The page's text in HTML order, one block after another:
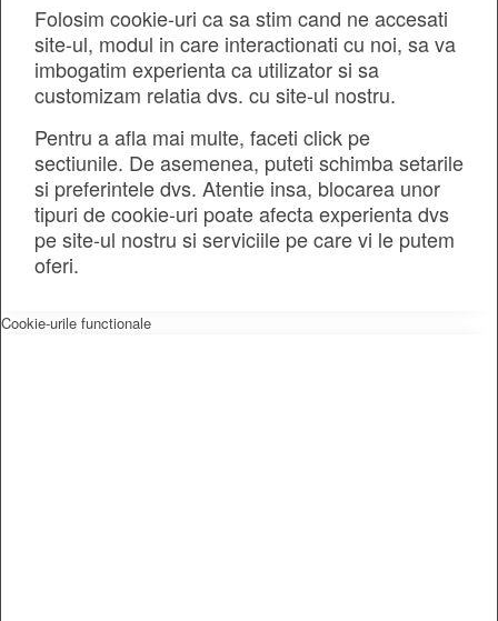
Folosim cookie-uri ca sa stim cand ne accesati
site-ul, modul in care interactionati cu noi, sa va
imbogatim experienta ca utilizator si sa
customizam relatia dvs. cu site-ul nostru.
Pentru a afla mai multe, faceti click pe
sectiunile. De asemenea, puteti schimba setarile
si preferintele dvs. Atentie insa, blocarea unor
tipuri de cookie-uri poate afecta experienta dvs
pe site-ul nostru si serviciile pe care vi le putem
oferi.
Cookie-urile functionale